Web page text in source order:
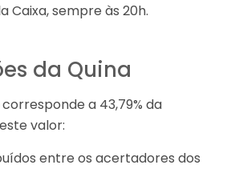
Caixa, sempre às 20h.
da Quina
a 43,79% da
valor:
entre os acertadores dos